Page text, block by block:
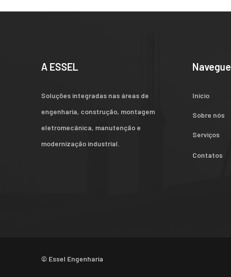
A ESSEL
Soluções integradas nas áreas de
engenharia, construção, montagem
eletromecânica, manutenção e
modernização industrial.
Navegue
Inicio
Sobre nós
Serviços
Contatos
© Essel Engenharia